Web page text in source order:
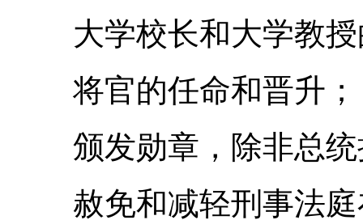
大学校长和大学教
将官的任命和晋升；
颁发勋章，除非总
赦免和减轻刑事法